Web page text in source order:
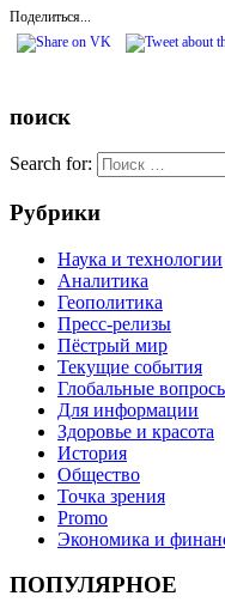
Поделиться...
поиск
Search for:
Рубрики
Наука и технологии
Аналитика
Геополитика
Пресс-релизы
Пёстрый мир
Текущие события
Глобальные
Для информации
Здоровье и красота
История
Общество
Точка зрения
Promo
Экономика и
ПОПУЛЯРНОЕ